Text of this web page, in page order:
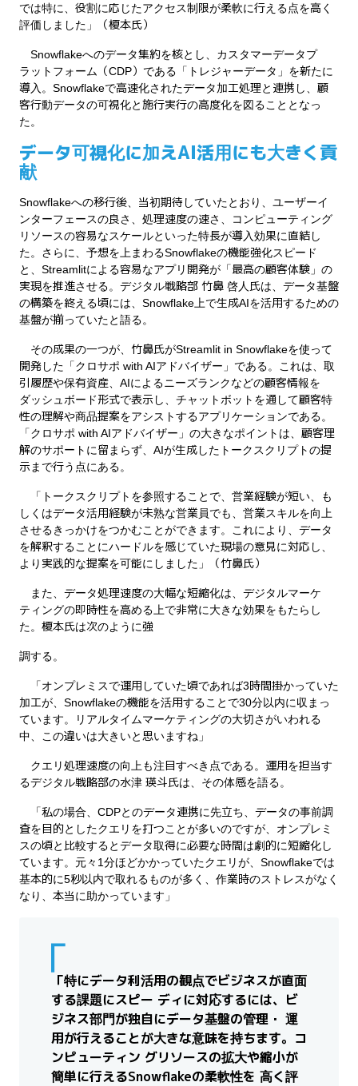
では特に、役割に応じたアクセス制限が柔軟に行える点を高く
評価しました」（榎本氏）
Snowflakeへのデータ集約を核とし、カスタマーデータプ
ラットフォーム（CDP）である「トレジャーデータ」を新たに
導入。Snowflakeで高速化されたデータ加工処理と連携し、顧
客行動データの可視化と施行実行の高度化を図ることとなっ
た。
データ可視化に加えAI活用にも大きく貢
献
Snowflakeへの移行後、当初期待していたとおり、ユーザーイ
ンターフェースの良さ、処理速度の速さ、コンピューティング
リソースの容易なスケールといった特長が導入効果に直結し
た。さらに、予想を上まわるSnowflakeの機能強化スピード
と、Streamlitによる容易なアプリ開発が「最高の顧客体験」の
実現を推進させる。デジタル戦略部 竹鼻 啓人氏は、データ基盤
の構築を終える頃には、Snowflake上で生成AIを活用するための
基盤が揃っていたと語る。
その成果の一つが、竹鼻氏がStreamlit in Snowflakeを使って
開発した「クロサポ with AIアドバイザー」である。これは、取
引履歴や保有資産、AIによるニーズランクなどの顧客情報を
ダッシュボード形式で表示し、チャットボットを通して顧客特
性の理解や商品提案をアシストするアプリケーションである。
「クロサポ with AIアドバイザー」の大きなポイントは、顧客理
解のサポートに留まらず、AIが生成したトークスクリプトの提
示まで行う点にある。
「トークスクリプトを参照することで、営業経験が短い、も
しくはデータ活用経験が未熟な営業員でも、営業スキルを向上
させるきっかけをつかむことができます。これにより、データ
を解釈することにハードルを感じていた現場の意見に対応し、
より実践的な提案を可能にしました」（竹鼻氏）
また、データ処理速度の大幅な短縮化は、デジタルマーケ
ティングの即時性を高める上で非常に大きな効果をもたらし
た。榎本氏は次のように強
調する。
「オンプレミスで運用していた頃であれば3時間掛かっていた
加工が、Snowflakeの機能を活用することで30分以内に収まっ
ています。リアルタイムマーケティングの大切さがいわれる
中、この違いは大きいと思いますね」
クエリ処理速度の向上も注目すべき点である。運用を担当す
るデジタル戦略部の水津 瑛斗氏は、その体感を語る。
「私の場合、CDPとのデータ連携に先立ち、データの事前調
査を目的としたクエリを打つことが多いのですが、オンプレミ
スの頃と比較するとデータ取得に必要な時間は劇的に短縮化し
ています。元々1分ほどかかっていたクエリが、Snowflakeでは
基本的に5秒以内で取れるものが多く、作業時のストレスがなく
なり、本当に助かっています」
「特にデータ利活用の観点でビジネスが直面
する課題にスピー ディに対応するには、ビ
ジネス部門が独自にデータ基盤の管理・ 運
用が行えることが大きな意味を持ちます。コ
ンピューティン グリソースの拡大や縮小が
簡単に行えるSnowflakeの柔軟性を 高く評